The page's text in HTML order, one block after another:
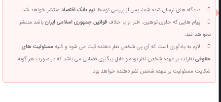
دیدگاه های ارسال شده شما، پس از بررسی توسطتیم بانک اقتصادمنتشر خواهد شد.
پیام هایی که حاوی توهین، افترا و یا خلافقوانین جمهوری اسلامی ایرانباشد منتشر
نخواهد شد.
لازم به یادآوری است که آی پی شخص نظر دهنده ثبت می شود و کلیهمسئولیت های
حقوقینظرات بر عهده شخص نظر بوده و قابل پیگیری قضایی می باشد که در صورت هر گونه
شکایت مسئولیت بر عهده شخص نظر دهنده خواهد بود.